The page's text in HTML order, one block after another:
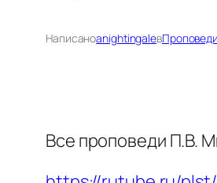
НаписаноanightingaleвПроповеди
Все проповеди П.В.